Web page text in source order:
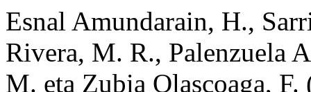
Esnal Amundarain, H.,
Rivera, M. R., Palenzuela
M. eta Zubia Olascoaga,